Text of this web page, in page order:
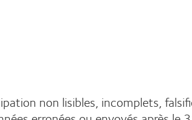
non lisibles, incomplets,